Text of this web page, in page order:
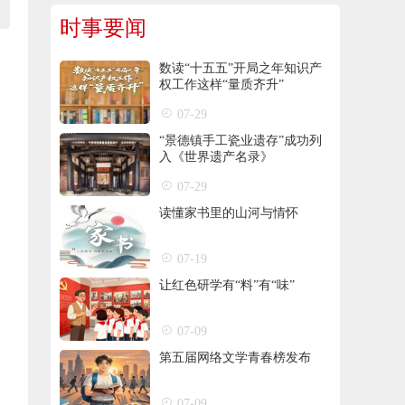
时事要闻
数读“十五五”开局之年知识产
权工作这样“量质齐升”
07-29
“景德镇手工瓷业遗存”成功列
入《世界遗产名录》
07-29
读懂家书里的山河与情怀
07-19
让红色研学有“料”有“味”
07-09
第五届网络文学青春榜发布